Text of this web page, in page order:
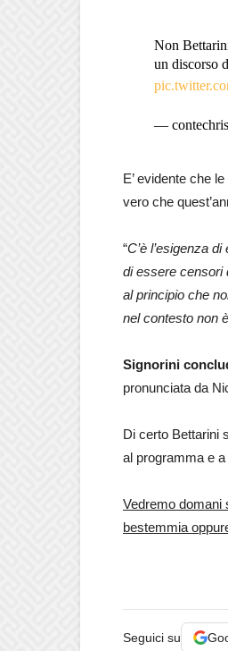
Non
un discorso
—
E’ evidente che
vero che
“C’è l’esigenza
di essere censori
al principio che
nel contesto non
Signorini
pronunciata da
Di certo Bettarini
al programma e
Vedremo domani
bestemmia
Seguici su